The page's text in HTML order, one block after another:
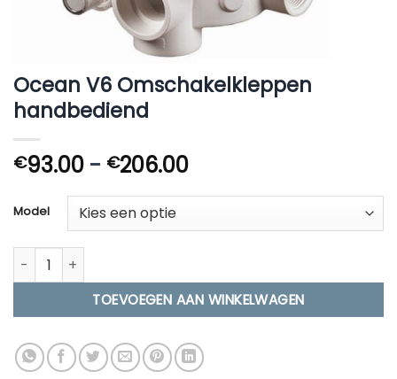
Ocean V6 Omschakelkleppen
handbediend
€93.00 - €206.00Prijsklasse:
€206.00
Model
Ocean V6 Omschakelkleppen handbediend aantal
TOEVOEGEN AAN WINKELWAGEN